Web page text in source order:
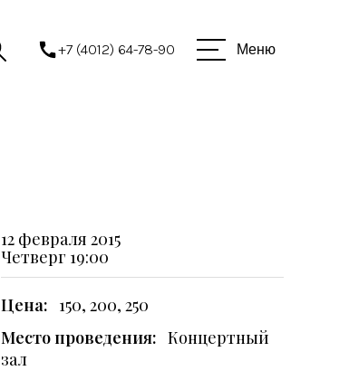
+7 (4012) 64-78-90 Меню
12 февраля 2015
Четверг 19:00
Цена: 150, 200, 250
Место проведения: Концертный
зал